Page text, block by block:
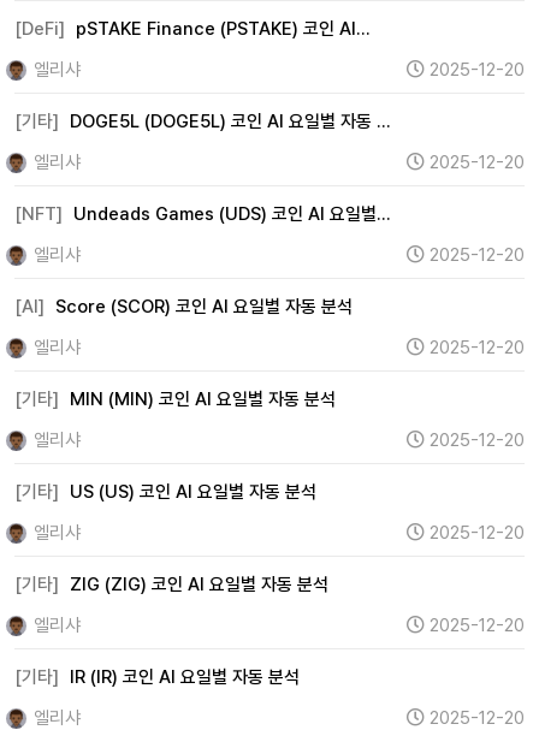
[DeFi]
pSTAKE Finance (PSTAKE) 코인 AI…
엘리샤
2025-12-20
[기타]
DOGE5L (DOGE5L) 코인 AI 요일별 자동 …
엘리샤
2025-12-20
[NFT]
Undeads Games (UDS) 코인 AI 요일별…
엘리샤
2025-12-20
[AI]
Score (SCOR) 코인 AI 요일별 자동 분석
엘리샤
2025-12-20
[기타]
MIN (MIN) 코인 AI 요일별 자동 분석
엘리샤
2025-12-20
[기타]
US (US) 코인 AI 요일별 자동 분석
엘리샤
2025-12-20
[기타]
ZIG (ZIG) 코인 AI 요일별 자동 분석
엘리샤
2025-12-20
[기타]
IR (IR) 코인 AI 요일별 자동 분석
엘리샤
2025-12-20